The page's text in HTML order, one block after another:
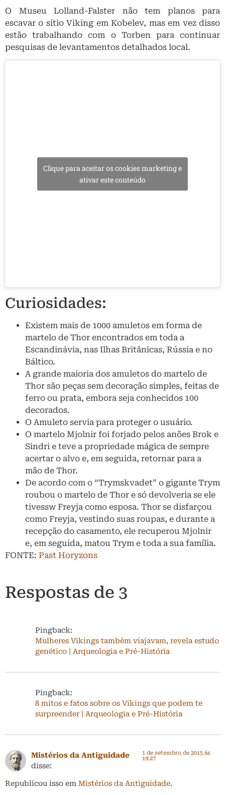
O Museu Lolland-Falster não tem planos para
escavar o sítio Viking em Kobelev, mas em vez disso
estão trabalhando com o Torben para continuar
pesquisas de levantamentos detalhados local.
Clique para aceitar os cookies marketing e
ativar este conteúdo
Curiosidades:
Existem mais de 1000 amuletos em forma de
martelo de Thor encontrados em toda a
Escandinávia, nas Ilhas Britânicas, Rússia e no
Báltico.
A grande maioria dos amuletos do martelo de
Thor são peças sem decoração simples, feitas de
ferro ou prata, embora seja conhecidos 100
decorados.
O Amuleto servia para proteger o usuário.
O martelo Mjolnir foi forjado pelos anões Brok e
Sindri e teve a propriedade mágica de sempre
acertar o alvo e, em seguida, retornar para a
mão de Thor.
De acordo com o “Trymskvadet” o gigante Trym
roubou o martelo de Thor e só devolveria se ele
tivessw Freyja como esposa. Thor se disfarçou
como Freyja, vestindo suas roupas, e durante a
recepção do casamento, ele recuperou Mjolnir
e, em seguida, matou Trym e toda a sua família.
FONTE: Past Horyzons
Respostas de 3
Pingback:
Mulheres Vikings também viajavam, revela estudo
genético | Arqueologia e Pré-História
Pingback:
8 mitos e fatos sobre os Vikings que podem te
surpreender | Arqueologia e Pré-História
Mistérios da Antiguidade
disse:
1 de setembro de 2015 às
19:27
Republicou isso em Mistérios da Antiguidade.